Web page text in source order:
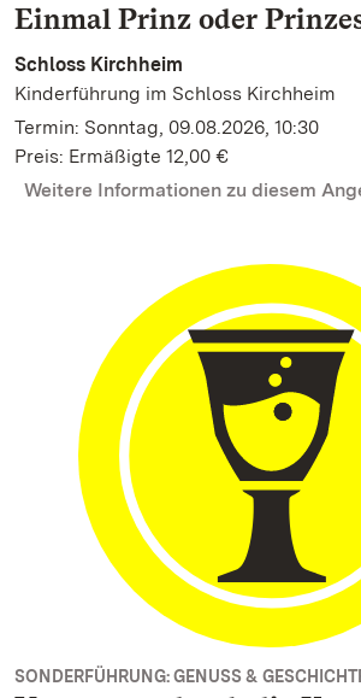
Einmal Prinz oder
Schloss Kirchheim
Kinderführung im Schloss Kirchheim
Termin: Sonntag, 09.08.2026, 10:30
Preis: Ermäßigte 12,00 €
Weitere Informationen zu diesem
SONDERFÜHRUNG: GENUSS &